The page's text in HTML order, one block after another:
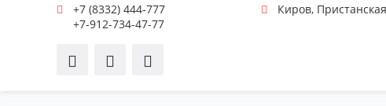
+7 (8332) 444-777
+7-912-734-47-77
Киров,